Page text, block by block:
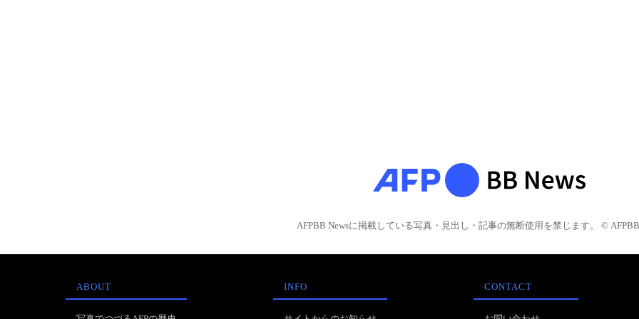
AFPBB Newsに掲載している写真・見出し・記事の無断使用を禁じます。 © AFPBB
ABOUT INFO CONTACT